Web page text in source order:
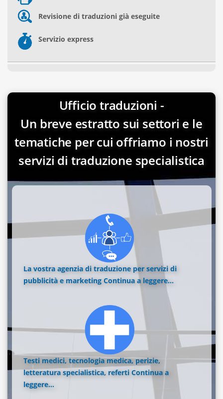
Revisione di traduzioni già eseguite
Servizio express
Ufficio traduzioni -
Un breve estratto sui settori e le
tematiche per cui offriamo i nostri
servizi di traduzione specialistica
La vostra agenzia di traduzione per servizi di
pubblicità e marketing Continua a leggere...
Testi medici, tecnologia medica, perizie,
letteratura specialistica, referti Continua a
leggere...